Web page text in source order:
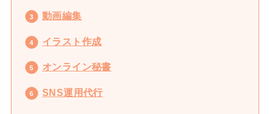
動画編集
イラスト作成
オンライン秘書
SNS運用代行